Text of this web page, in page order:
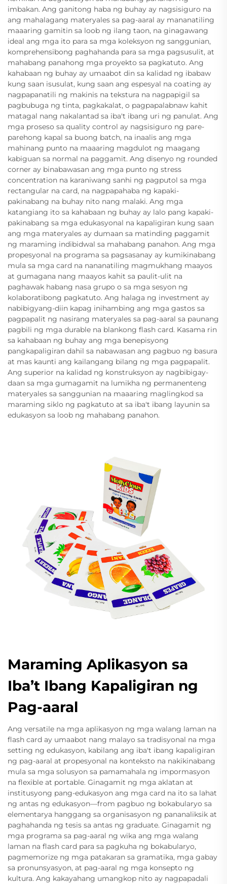
imbakan. Ang ganitong haba ng buhay ay nagsisiguro na
ang mahalagang materyales sa pag-aaral ay mananatiling
maaaring gamitin sa loob ng ilang taon, na ginagawang
ideal ang mga ito para sa mga koleksyon ng sanggunian,
komprehensibong paghahanda para sa mga pagsusulit, at
mahabang panahong mga proyekto sa pagkatuto. Ang
kahabaan ng buhay ay umaabot din sa kalidad ng ibabaw
kung saan isusulat, kung saan ang espesyal na coating ay
nagpapanatili ng makinis na tekstura na nagpapigil sa
pagbubuga ng tinta, pagkakalat, o pagpapalabnaw kahit
matagal nang nakalantad sa iba't ibang uri ng panulat. Ang
mga proseso sa quality control ay nagsisiguro ng pare-
parehong kapal sa buong batch, na inaalis ang mga
mahinang punto na maaaring magdulot ng maagang
kabiguan sa normal na paggamit. Ang disenyo ng rounded
corner ay binabawasan ang mga punto ng stress
concentration na karaniwang sanhi ng pagputol sa mga
rectangular na card, na nagpapahaba ng kapaki-
pakinabang na buhay nito nang malaki. Ang mga
katangiang ito sa kahabaan ng buhay ay lalo pang kapaki-
pakinabang sa mga edukasyonal na kapaligiran kung saan
ang mga materyales ay dumaan sa matinding paggamit
ng maraming indibidwal sa mahabang panahon. Ang mga
propesyonal na programa sa pagsasanay ay kumikinabang
mula sa mga card na nananatiling magmukhang maayos
at gumagana nang maayos kahit sa paulit-ulit na
paghawak habang nasa grupo o sa mga sesyon ng
kolaboratibong pagkatuto. Ang halaga ng investment ay
nabibigyang-diin kapag inihambing ang mga gastos sa
pagpapalit ng nasirang materyales sa pag-aaral sa paunang
pagbili ng mga durable na blankong flash card. Kasama rin
sa kahabaan ng buhay ang mga benepisyong
pangkapaligiran dahil sa nabawasan ang pagbuo ng basura
at mas kaunti ang kailangang bilang ng mga pagpapalit.
Ang superior na kalidad ng konstruksyon ay nagbibigay-
daan sa mga gumagamit na lumikha ng permanenteng
materyales sa sanggunian na maaaring maglingkod sa
maraming siklo ng pagkatuto at sa iba't ibang layunin sa
edukasyon sa loob ng mahabang panahon.
Maraming Aplikasyon sa
Iba’t Ibang Kapaligiran ng
Pag-aaral
Ang versatile na mga aplikasyon ng mga walang laman na
flash card ay umaabot nang malayo sa tradisyonal na mga
setting ng edukasyon, kabilang ang iba't ibang kapaligiran
ng pag-aaral at propesyonal na konteksto na nakikinabang
mula sa mga solusyon sa pamamahala ng impormasyon
na flexible at portable. Ginagamit ng mga aklatan at
institusyong pang-edukasyon ang mga card na ito sa lahat
ng antas ng edukasyon—from pagbuo ng bokabularyo sa
elementarya hanggang sa organisasyon ng pananaliksik at
paghahanda ng tesis sa antas ng graduate. Ginagamit ng
mga programa sa pag-aaral ng wika ang mga walang
laman na flash card para sa pagkuha ng bokabularyo,
pagmemorize ng mga patakaran sa gramatika, mga gabay
sa pronunsyasyon, at pag-aaral ng mga konsepto ng
kultura. Ang kakayahang umangkop nito ay nagpapadali